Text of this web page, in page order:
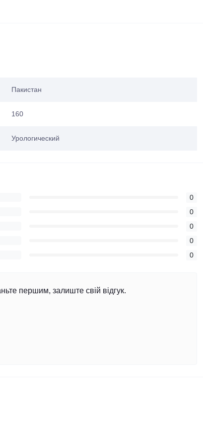
Пакистан
160
Урологический
0
0
0
0
0
першим, залиште свій відгук.